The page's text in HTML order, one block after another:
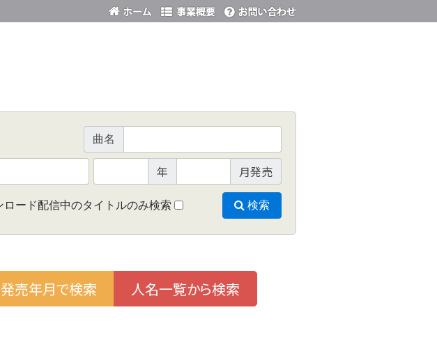
曲名
年 月発売
ロード配信中のタイトルのみ検索 検索
発売年月で検索 人名一覧から検索